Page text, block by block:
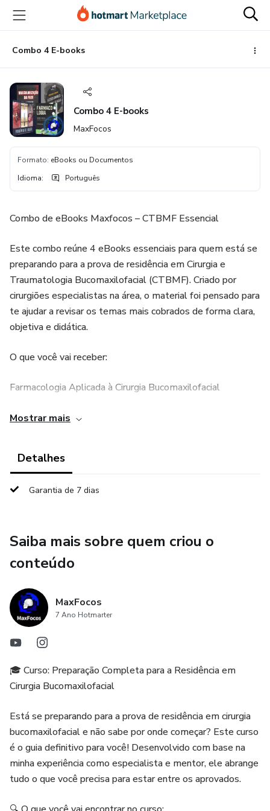
para
conteúdo
principal
para
pagamento
para
rodapé
Combo 4 E-books
Combo 4 E-books
MaxFocos
Formato: eBooks ou Documentos
Idioma: Português
Combo de eBooks Maxfocos – CTBMF Essencial
Este combo reúne 4 eBooks essenciais para quem está se
preparando para a prova de residência em Cirurgia e
Traumatologia Bucomaxilofacial (CTBMF). Criado por
cirurgiões especialistas na área, o material foi pensado para
te ajudar a revisar os temas mais cobrados de forma clara,
objetiva e didática.
O que você vai receber:
Farmacologia Aplicada à Cirurgia Bucomaxilofacial
Revisão dos principais fármacos utilizados no contexto
clínica.
Vascularização da Face
Estudo sistematizado dos principais vasos da face, com
enfoque anatômico e cirúrgico, facilitando a memorização
Princípios de Fixação em Cirurgia Bucomaxilofacial
Fundamentos sobre placas, parafusos, princípios
biomecânicos e tipos de osteossíntese, com linguagem
voltada para as exigências das bancas.
Ideal para:
Estudantes de Odontologia que desejam se preparar com
Mostrar mais
Detalhes
Garantia de 7 dias
Saiba mais sobre quem criou o
conteúdo
MaxFocos
7 Ano Hotmarter
🎓 Curso: Preparação Completa para a Residência em
Cirurgia Bucomaxilofacial
Está se preparando para a prova de residência em cirurgia
bucomaxilofacial e não sabe por onde começar? Este curso
é o guia definitivo para você! Desenvolvido com base na
minha experiência como especialista e mentor, ele abrange
tudo o que você precisa para estar entre os aprovados.